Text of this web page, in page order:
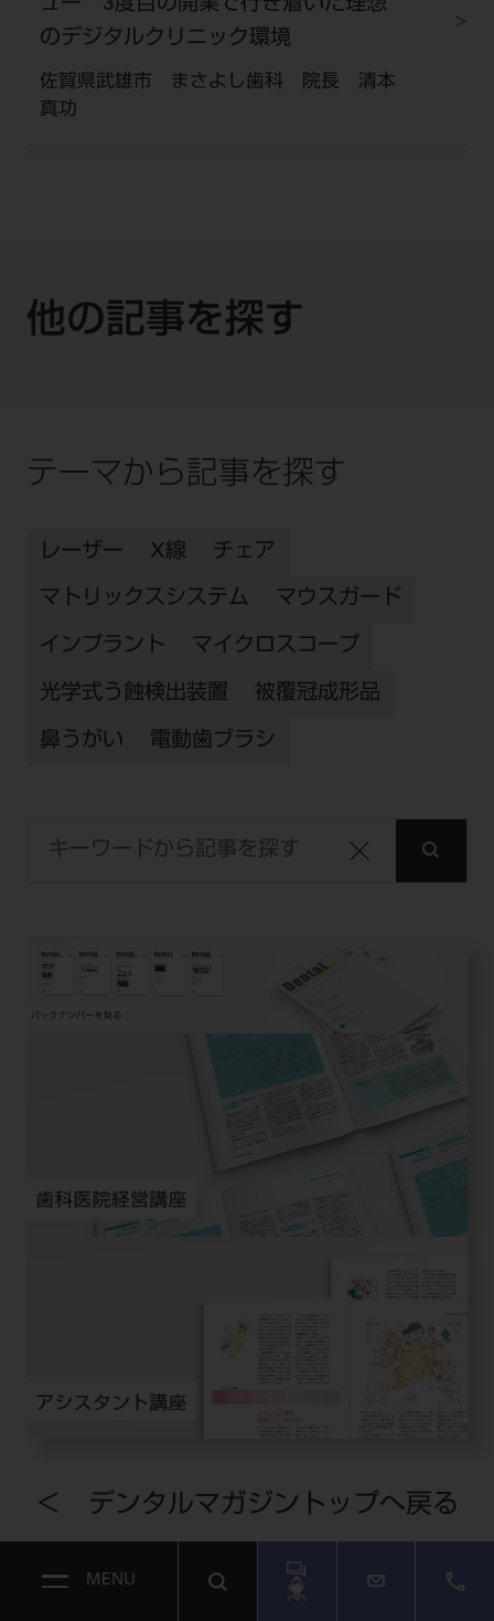
ュー 3度目の開業で行き着いた理想
のデジタルクリニック環境
佐賀県武雄市 まさよし歯科 院長 清本
真功
他の記事を探す
テーマから記事を探す
レーザー X線 チェア
マトリックスシステム マウスガード
インプラント マイクロスコープ
光学式う蝕検出装置 被覆冠成形品
鼻うがい 電動歯ブラシ
＜ デンタルマガジントップへ戻る
MENU